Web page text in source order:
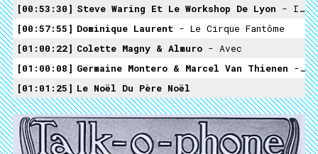
00:53:30
Steve Waring Et Le Workshop De Lyon - Image
00:57:55
Dominique Laurent - Le Cirque Fantôme
01:00:22
Colette Magny & Almuro - Avec
01:00:08
Germaine Montero & Marcel Van Thienen - La Ralentie
01:01:25
Le Noël Du Père Noël